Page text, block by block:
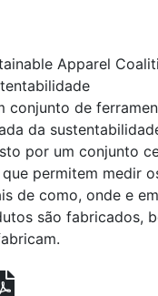
Apparel
conjunto de
da
por um conjunto
permitem medir
de como, onde e
são fabricados,